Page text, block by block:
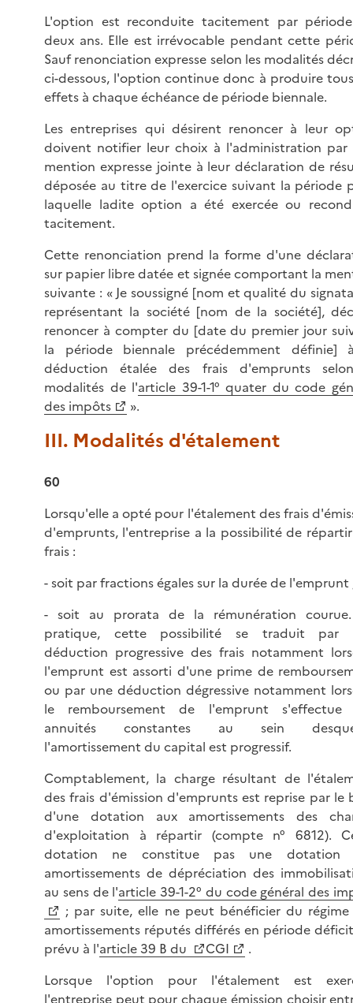
L'option est reconduite tacitement par
deux ans. Elle est irrévocable pendant cette
Sauf renonciation expresse selon les modalités
ci-dessous, l'option continue donc à produire
effets à chaque échéance de période biennale.
Les entreprises qui désirent renoncer à leur
doivent notifier leur choix à l'administration par
mention expresse jointe à leur déclaration de
déposée au titre de l'exercice suivant la période
laquelle ladite option a été exercée ou
tacitement.
Cette renonciation prend la forme d'une
sur papier libre datée et signée comportant la
suivante : « Je soussigné [nom et qualité du
représentant la société [nom de la société],
renoncer à compter du [date du premier jour
la période biennale précédemment définie]
déduction étalée des frais d'emprunts
modalités de l'article 39-1-1° quater du code
des impôts
».
III. Modalités d'étalement
60
Lorsqu'elle a opté pour l'étalement des frais
d'emprunts, l'entreprise a la possibilité de
frais :
- soit par fractions égales sur la durée de l'emprunt
- soit au prorata de la rémunération
pratique, cette possibilité se traduit par
déduction progressive des frais notamment
l'emprunt est assorti d'une prime de
ou par une déduction dégressive notamment
le remboursement de l'emprunt s'effectue
annuités constantes au sein
l'amortissement du capital est progressif.
Comptablement, la charge résultant de
des frais d'émission d'emprunts est reprise par le
d'une dotation aux amortissements des
d'exploitation à répartir (compte n° 6812).
dotation ne constitue pas une dotation
amortissements de dépréciation des
au sens de l'article 39-1-2° du code général des
; par suite, elle ne peut bénéficier du régime
amortissements réputés différés en période
prévu à l'article 39 B du CGI
.
Lorsque l'option pour l'étalement est
l'entreprise peut pour chaque émission choisir